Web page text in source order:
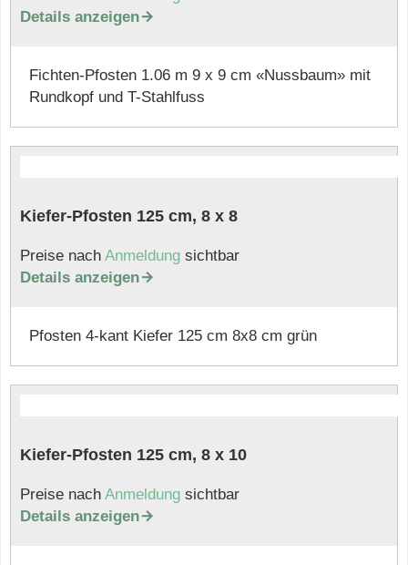
Details anzeigen
Fichten-Pfosten 1.06 m 9 x 9 cm «Nussbaum» mit
Rundkopf und T-Stahlfuss
Kiefer-Pfosten 125 cm, 8 x 8
Preise nach Anmeldung sichtbar
Details anzeigen
Pfosten 4-kant Kiefer 125 cm 8x8 cm grün
Kiefer-Pfosten 125 cm, 8 x 10
Preise nach Anmeldung sichtbar
Details anzeigen